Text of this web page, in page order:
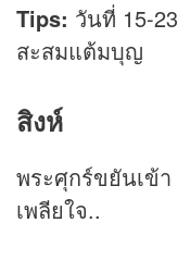
Tips: วันที่ 15-
สะสมแต้มบุญ
สิงห์
พระศุกร์ขยันเข้
เพลียใจ..